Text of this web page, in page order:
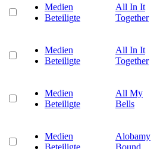
Medien
Beteiligte
All In It
Together
Medien
Beteiligte
All In It
Together
Medien
Beteiligte
All My
Bells
Medien
Beteiligte
Alobamy
Bound